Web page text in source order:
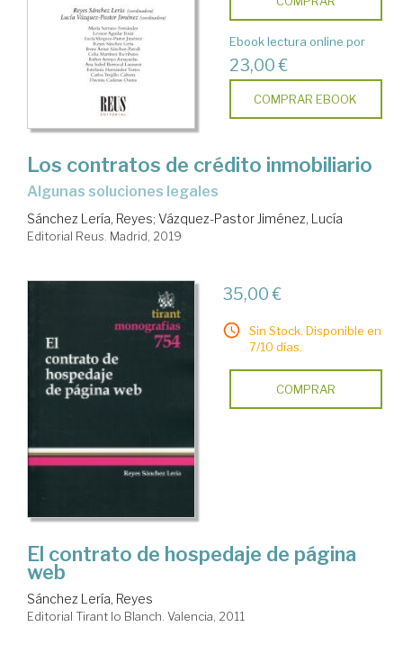
Ebook lectura online por
23,00 €
COMPRAR EBOOK
Los contratos de crédito inmobiliario
algunas soluciones legales
Sánchez Lería, Reyes; Vázquez-Pastor Jiménez, Lucía
Editorial Reus. Madrid, 2019
35,00 €
Sin Stock. Disponible en
7/10 días.
COMPRAR
El contrato de hospedaje de página
web
Sánchez Lería, Reyes
Editorial Tirant lo Blanch. Valencia, 2011